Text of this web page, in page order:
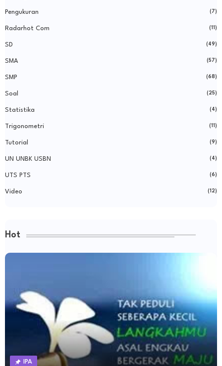
Pengukuran (7)
Radarhot Com (11)
SD (49)
SMA (57)
SMP (68)
Soal (25)
Statistika (4)
Trigonometri (11)
Tutorial (9)
UN UNBK USBN (4)
UTS PTS (6)
Video (12)
Hot
IPA